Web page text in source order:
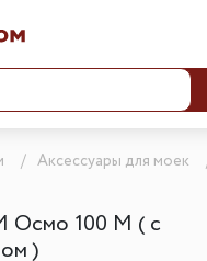
Аксессуары для моек
Осмо 100 М ( с
)